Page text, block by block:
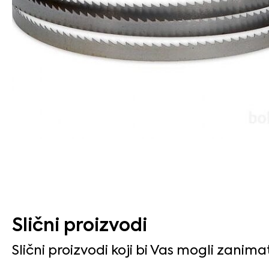
Slični proizvodi
Slični proizvodi koji bi Vas mogli